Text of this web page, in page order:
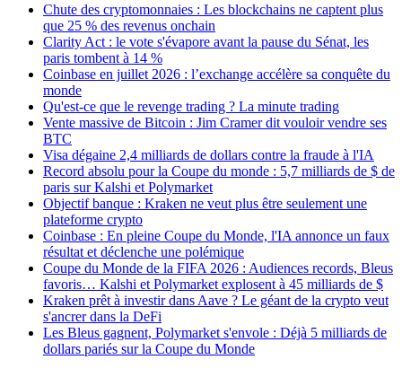
Chute des cryptomonnaies : Les blockchains ne captent plus
que 25 % des revenus onchain
Clarity Act : le vote s'évapore avant la pause du Sénat, les
paris tombent à 14 %
Coinbase en juillet 2026 : l’exchange accélère sa conquête du
monde
Qu'est-ce que le revenge trading ? La minute trading
Vente massive de Bitcoin : Jim Cramer dit vouloir vendre ses
BTC
Visa dégaine 2,4 milliards de dollars contre la fraude à l'IA
Record absolu pour la Coupe du monde : 5,7 milliards de $ de
paris sur Kalshi et Polymarket
Objectif banque : Kraken ne veut plus être seulement une
plateforme crypto
Coinbase : En pleine Coupe du Monde, l'IA annonce un faux
résultat et déclenche une polémique
Coupe du Monde de la FIFA 2026 : Audiences records, Bleus
favoris… Kalshi et Polymarket explosent à 45 milliards de $
Kraken prêt à investir dans Aave ? Le géant de la crypto veut
s'ancrer dans la DeFi
Les Bleus gagnent, Polymarket s'envole : Déjà 5 milliards de
dollars pariés sur la Coupe du Monde